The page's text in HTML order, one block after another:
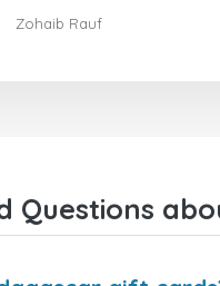
umgehend bearbeitet.
Zohaib Rauf
Questions